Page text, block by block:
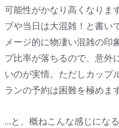
可能性がかなり高くなりま
ブや当日は大混雑！と書い
メージ的に物凄い混雑の印
プ比率が落ちるので、意外
いのが実情。ただしカップ
ランの予約は困難を極めます
…と、概ねこんな感じにな